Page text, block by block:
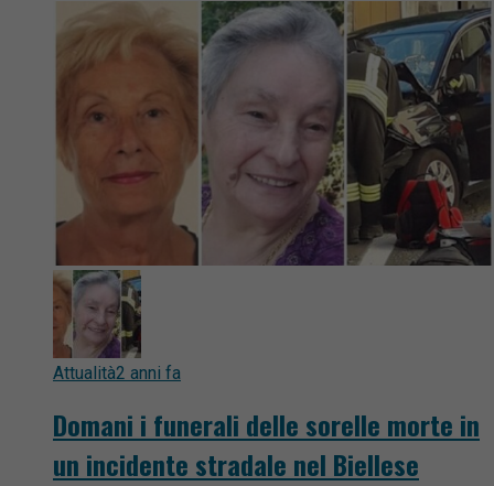
Attualità2 anni fa
Domani i funerali delle sorelle morte in
un incidente stradale nel Biellese